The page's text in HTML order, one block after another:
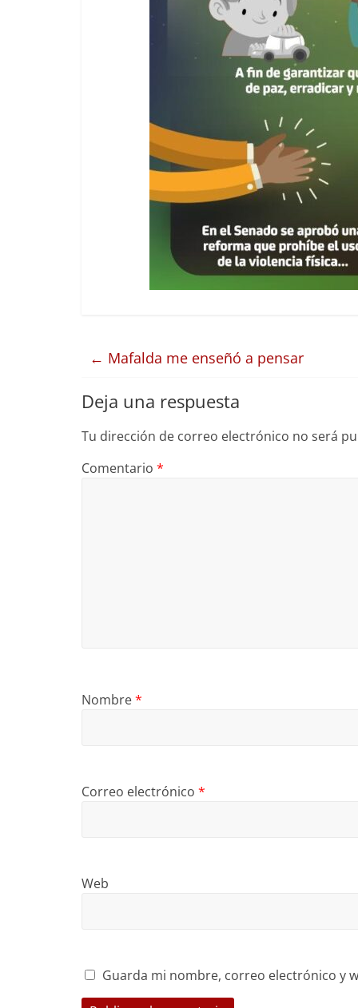
← Mafalda me enseñó a pensar
Deja una respuesta
Tu dirección de correo electrónico no será
Comentario *
Nombre*
Correo electrónico *
Web
Guarda mi nombre, correo electrónico y